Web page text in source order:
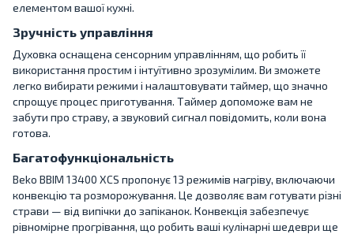
елементом вашої кухні.
Зручність управління
Духовка оснащена сенсорним управлінням, що робить її
використання простим і інтуїтивно зрозумілим. Ви зможете
легко вибирати режими і налаштовувати таймер, що значно
спрощує процес приготування. Таймер допоможе вам не
забути про страву, а звуковий сигнал повідомить, коли вона
готова.
Багатофункціональність
Beko BBIM 13400 XCS пропонує 13 режимів нагріву, включаючи
конвекцію та розморожування. Це дозволяє вам готувати різні
страви — від випічки до запіканок. Конвекція забезпечує
рівномірне прогрівання, що робить ваші кулінарні шедеври ще